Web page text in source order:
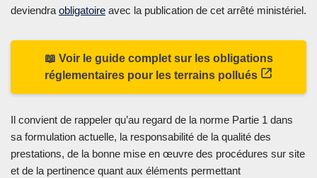
deviendra obligatoire avec la publication de cet arrêté ministériel.
📖 Voir le guide complet sur les obligations
réglementaires pour les terrains pollués
Il convient de rappeler qu’au regard de la norme Partie 1 dans
sa formulation actuelle, la responsabilité de la qualité des
prestations, de la bonne mise en œuvre des procédures sur site
et de la pertinence quant aux éléments permettant